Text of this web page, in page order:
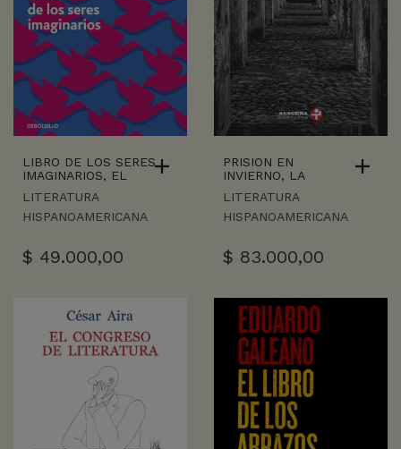
LIBRO DE LOS SERES
IMAGINARIOS, EL
LITERATURA
HISPANOAMERICANA
$ 49.000,00
PRISION EN
INVIERNO, LA
LITERATURA
HISPANOAMERICANA
$ 83.000,00